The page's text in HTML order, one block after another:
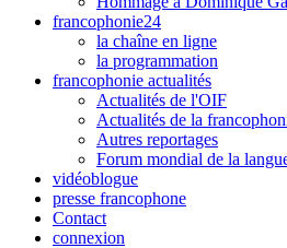
francophonie24
la chaîne en ligne
la programmation
francophonie actualités
Actualités de l'OIF
Actualités de la
Autres reportages
Forum mondial de la
vidéoblogue
presse francophone
Contact
connexion